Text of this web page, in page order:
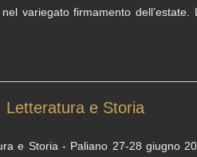
variegato firmamento
Letteratura e Storia
e Storia - Paliano 27-28 giugno